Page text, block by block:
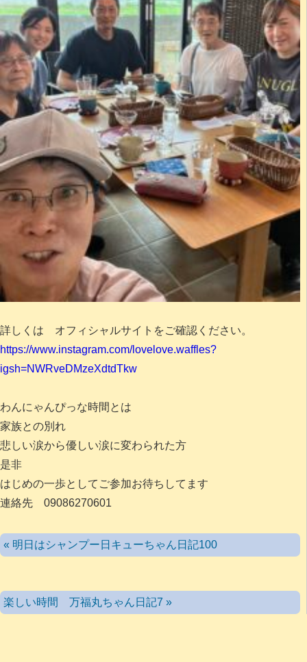
詳しくは オフィシャルサイトをご確認ください。
https://www.instagram.com/lovelove.waffles?
igsh=NWRveDMzeXdtdTkw
わんにゃんぴっな時間とは
家族との別れ
悲しい涙から優しい涙に変わられた方
是非
はじめの一歩としてご参加お待ちしてます
連絡先 09086270601
« 明日はシャンプー日キューちゃん日記100
楽しい時間 万福丸ちゃん日記7 »